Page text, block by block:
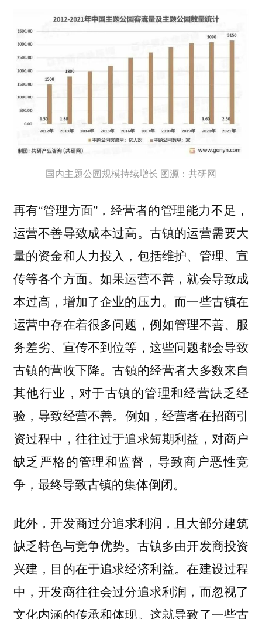
国内主题公园规模持续增长 图源：共研网
再有“管理方面”，经营者的管理能力不足，
运营不善导致成本过高。古镇的运营需要大
量的资金和人力投入，包括维护、管理、宣
传等各个方面。如果运营不善，就会导致成
本过高，增加了企业的压力。而一些古镇在
运营中存在着很多问题，例如管理不善、服
务差劣、宣传不到位等，这些问题都会导致
古镇的营收下降。古镇的经营者大多数来自
其他行业，对于古镇的管理和经营缺乏经
验，导致经营不善。 例如，经营者在招商引
资过程中，往往过于追求短期利益，对商户
缺乏严格的管理和监督，导致商户恶性竞
争，最终导致古镇的集体倒闭。
此外，开发商过分追求利润，且大部分建筑
缺乏特色与竞争优势。 古镇多由开发商投资
兴建，目的在于追求经济利益。在建设过程
中，开发商往往会过分追求利润，而忽视了
文化内涵的传承和体现。这就导致了一些古